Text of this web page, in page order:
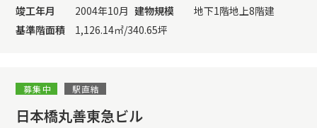
竣工年月
2004年10月 建物規模
地下1階地上8階建
基準階面積
1,126.14㎡/340.65坪
募集中 駅直結
日本橋丸善東急ビル